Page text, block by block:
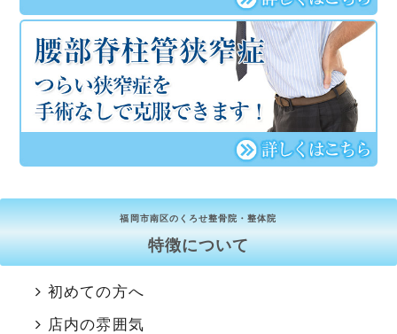
福岡市南区のくろせ整骨院・整体院
特徴について
初めての方へ
店内の雰囲気